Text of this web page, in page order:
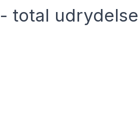
- total udrydelse